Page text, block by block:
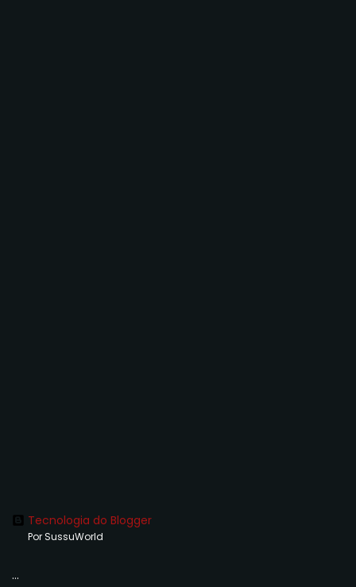
Tecnologia do Blogger
Por SussuWorld
...